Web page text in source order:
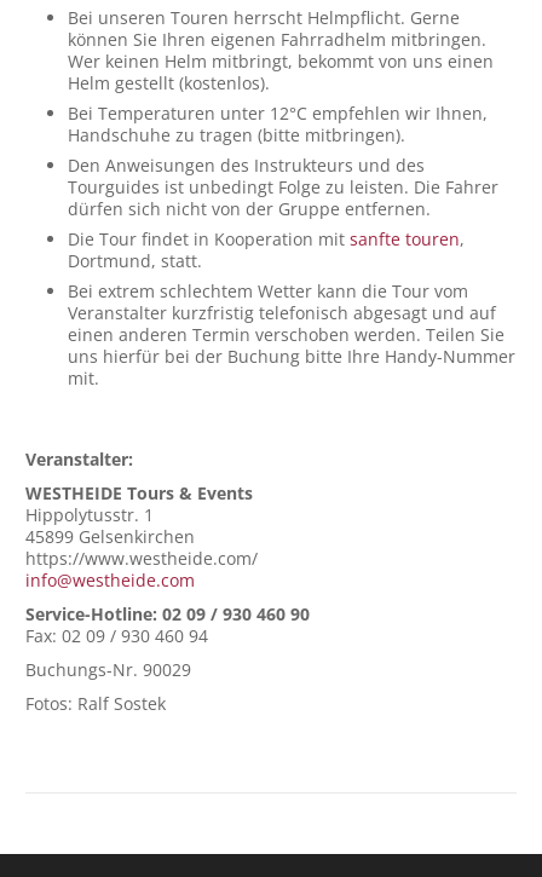
Bei unseren Touren herrscht Helmpflicht. Gerne
können Sie Ihren eigenen Fahrradhelm mitbringen.
Wer keinen Helm mitbringt, bekommt von uns einen
Helm gestellt (kostenlos).
Bei Temperaturen unter 12°C empfehlen wir Ihnen,
Handschuhe zu tragen (bitte mitbringen).
Den Anweisungen des Instrukteurs und des
Tourguides ist unbedingt Folge zu leisten. Die Fahrer
dürfen sich nicht von der Gruppe entfernen.
Die Tour findet in Kooperation mit sanfte touren,
Dortmund, statt.
Bei extrem schlechtem Wetter kann die Tour vom
Veranstalter kurzfristig telefonisch abgesagt und auf
einen anderen Termin verschoben werden. Teilen Sie
uns hierfür bei der Buchung bitte Ihre Handy-Nummer
mit.
Veranstalter:
WESTHEIDE Tours & Events
Hippolytusstr. 1
45899 Gelsenkirchen
https://www.westheide.com/
info@westheide.com
Service-Hotline: 02 09 / 930 460 90
Fax: 02 09 / 930 460 94
Buchungs-Nr. 90029
Fotos: Ralf Sostek